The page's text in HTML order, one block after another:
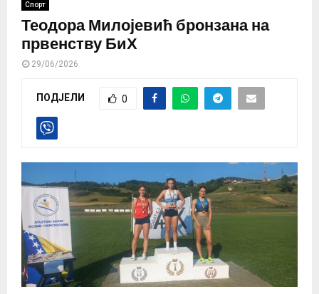
Спорт
Теодора Милојевић бронзана на
првенству БиХ
29/06/2026
ПОДЈЕЛИ 0